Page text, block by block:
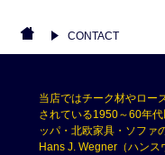
CONTACT
当店ではチーク材やロー
されている1950～60年
ッパ・北欧家具・ソファ
Hans J. Wegner（ハン